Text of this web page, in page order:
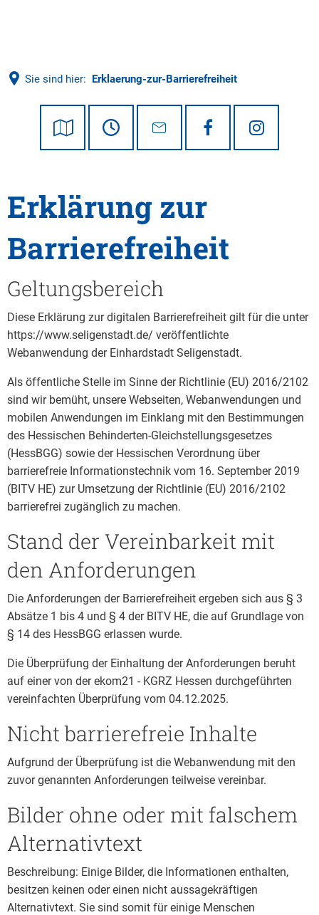
Sie sind hier: Erklaerung-zur-Barrierefreiheit
Erklärung zur
Barrierefreiheit
Geltungsbereich
Diese Erklärung zur digitalen Barrierefreiheit gilt für die unter
https://www.seligenstadt.de/ veröffentlichte
Webanwendung der Einhardstadt Seligenstadt.
Als öffentliche Stelle im Sinne der Richtlinie (EU) 2016/2102
sind wir bemüht, unsere Webseiten, Webanwendungen und
mobilen Anwendungen im Einklang mit den Bestimmungen
des Hessischen Behinderten-Gleichstellungsgesetzes
(HessBGG) sowie der Hessischen Verordnung über
barrierefreie Informationstechnik vom 16. September 2019
(BITV HE) zur Umsetzung der Richtlinie (EU) 2016/2102
barrierefrei zugänglich zu machen.
Stand der Vereinbarkeit mit
den Anforderungen
Die Anforderungen der Barrierefreiheit ergeben sich aus § 3
Absätze 1 bis 4 und § 4 der BITV HE, die auf Grundlage von
§ 14 des HessBGG erlassen wurde.
Die Überprüfung der Einhaltung der Anforderungen beruht
auf einer von der ekom21 - KGRZ Hessen durchgeführten
vereinfachten Überprüfung vom 04.12.2025.
Nicht barrierefreie Inhalte
Aufgrund der Überprüfung ist die Webanwendung mit den
zuvor genannten Anforderungen teilweise vereinbar.
Bilder ohne oder mit falschem
Alternativtext
Beschreibung: Einige Bilder, die Informationen enthalten,
besitzen keinen oder einen nicht aussagekräftigen
Alternativtext. Sie sind somit für einige Menschen